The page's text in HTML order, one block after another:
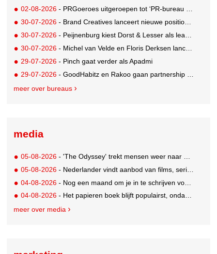
02-08-2026 - PRGoeroes uitgeroepen tot ‘PR-bureau van het jaar 2026’
30-07-2026 - Brand Creatives lanceert nieuwe positionering: Create to Celebrate
30-07-2026 - Peijnenburg kiest Dorst & Lesser als lead social agency
30-07-2026 - Michel van Velde en Floris Derksen lanceren I.C.Y. group: drie specialistische bureaus, één visie op groei
29-07-2026 - Pinch gaat verder als Apadmi
29-07-2026 - GoodHabitz en Rakoo gaan partnership aan voor geïntegreerde talentontwikkeling
meer over bureaus
media
05-08-2026 - 'The Odyssey' trekt mensen weer naar de bioscoop
05-08-2026 - Nederlander vindt aanbod van films, series en sport vaak versnipperd
04-08-2026 - Nog een maand om je in te schrijven voor de Mercurs 2026
04-08-2026 - Het papieren boek blijft populairst, ondanks digitale alternatieven
meer over media